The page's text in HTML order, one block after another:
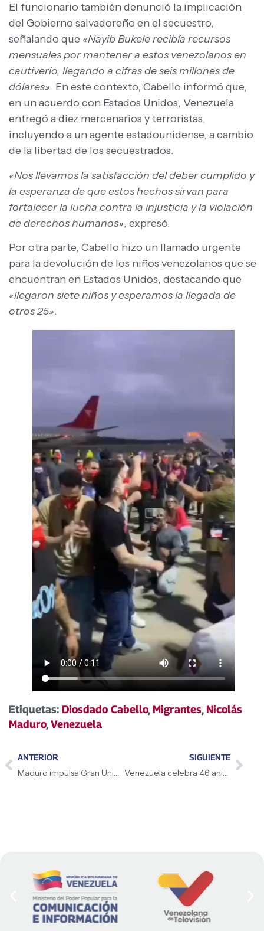
El funcionario también denunció la implicación
del Gobierno salvadoreño en el secuestro,
señalando que «Nayib Bukele recibía recursos
mensuales por mantener a estos venezolanos en
cautiverio, llegando a cifras de seis millones de
dólares». En este contexto, Cabello informó que,
en un acuerdo con Estados Unidos, Venezuela
entregó a diez mercenarios y terroristas,
incluyendo a un agente estadounidense, a cambio
de la libertad de los secuestrados.
«Nos llevamos la satisfacción del deber cumplido y
la esperanza de que estos hechos sirvan para
fortalecer la lucha contra la injusticia y la violación
de derechos humanos», expresó.
Por otra parte, Cabello hizo un llamado urgente
para la devolución de los niños venezolanos que se
encuentran en Estados Unidos, destacando que
«llegaron siete niños y esperamos la llegada de
otros 25».
Etiquetas: Diosdado Cabello, Migrantes, Nicolás
Maduro,Venezuela
ANTERIOR
Maduro impulsa Gran Unión Campesina Ezequiel Zamora
SIGUIENTE
Venezuela celebra 46 aniversario de la Revolución Sandinista